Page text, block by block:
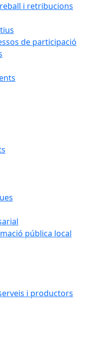
i retribucions
de participació
pública local
i productors